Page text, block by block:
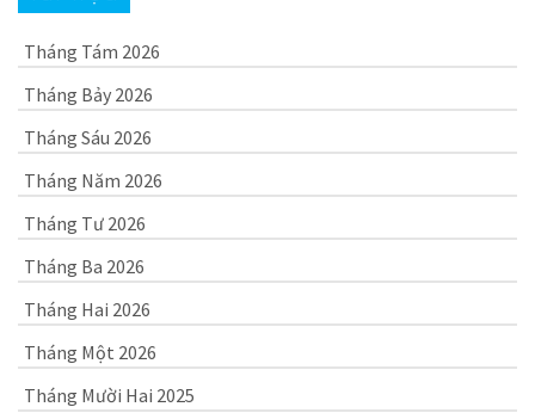
Tháng Tám 2026
Tháng Bảy 2026
Tháng Sáu 2026
Tháng Năm 2026
Tháng Tư 2026
Tháng Ba 2026
Tháng Hai 2026
Tháng Một 2026
Tháng Mười Hai 2025